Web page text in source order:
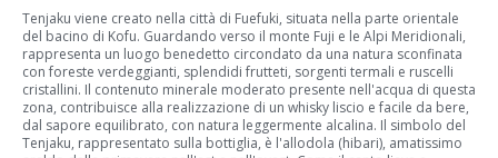
Tenjaku viene creato nella città di Fuefuki, situata nella parte orientale
del bacino di Kofu. Guardando verso il monte Fuji e le Alpi Meridionali,
rappresenta un luogo benedetto circondato da una natura sconfinata
con foreste verdeggianti, splendidi frutteti, sorgenti termali e ruscelli
cristallini. Il contenuto minerale moderato presente nell'acqua di questa
zona, contribuisce alla realizzazione di un whisky liscio e facile da bere,
dal sapore equilibrato, con natura leggermente alcalina. Il simbolo del
Tenjaku, rappresentato sulla bottiglia, è l'allodola (hibari), amatissimo